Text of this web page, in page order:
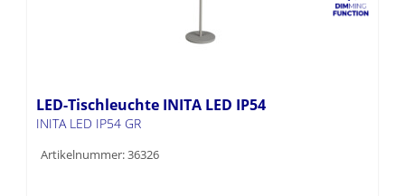
LED-Tischleuchte INITA LED IP54
INITA LED IP54 GR
Artikelnummer: 36326